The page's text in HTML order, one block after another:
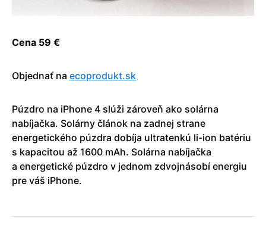
Cena 59 €
Objednať na ecoprodukt.sk
Púzdro na iPhone 4 slúži zároveň ako solárna
nabíjačka. Solárny článok na zadnej strane
energetického púzdra dobíja ultratenkú li-ion batériu
s kapacitou až 1600 mAh. Solárna nabíjačka
a energetické púzdro v jednom zdvojnásobí energiu
pre váš iPhone.